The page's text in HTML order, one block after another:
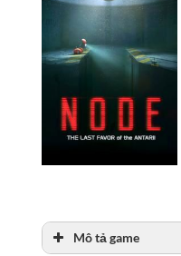
Mô tả game